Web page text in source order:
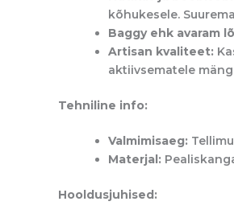
kõhukesele.
Baggy ehk avaram
Artisan kvaliteet:
aktiivsematele
Tehniline info:
Valmimisaeg:
Materjal:
Hooldusjuhised: